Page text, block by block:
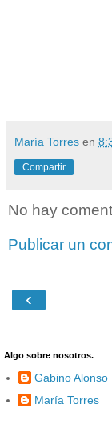
María Torres en
Compartir
No hay
Publicar un
‹
Algo sobre nosotros.
Gabino Alonso
María Torres